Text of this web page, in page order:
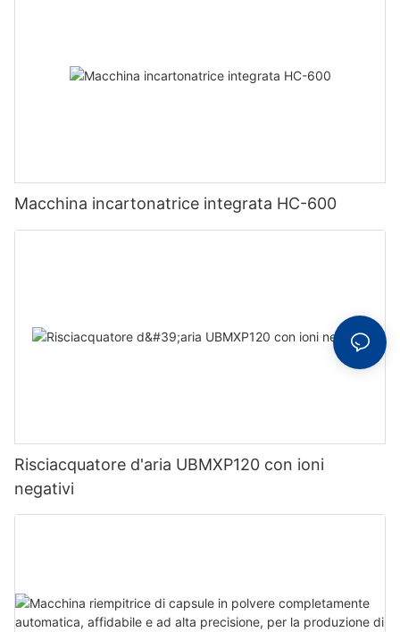
Macchina incartonatrice integrata HC-600
Risciacquatore d'aria UBMXP120 con ioni
negativi